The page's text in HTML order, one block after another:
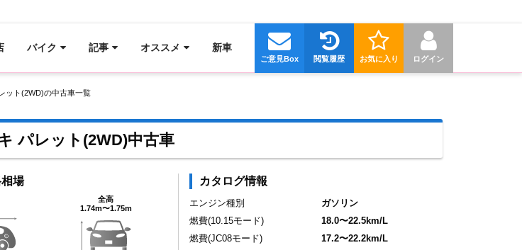
バイク 記事 オススメ 新車
ログイン
お気に入り
閲覧履歴
ご意見Box
ット(2WD)の中古車一覧
パレット(2WD)中古車
場
全高
1.74m〜1.75m
カタログ情報
エンジン種別
ガソリン
燃費(10.15モード)
18.0〜22.5km/L
燃費(JC08モード)
17.2〜22.2km/L